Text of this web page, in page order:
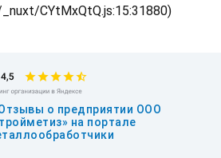
CYtMxQtQ.js:15:31880)